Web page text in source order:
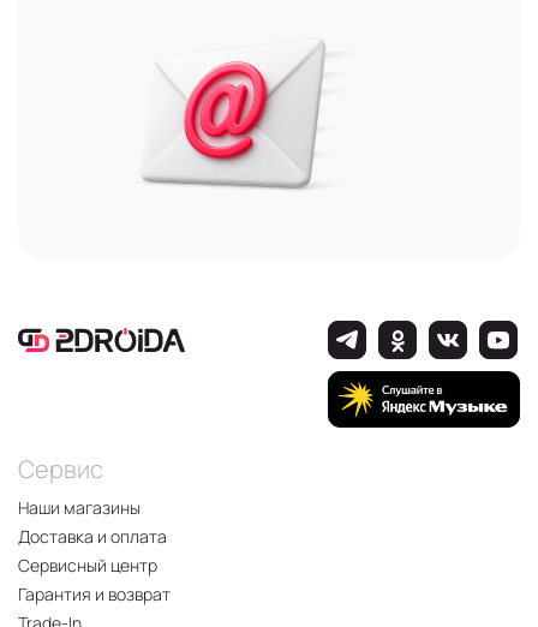
Сервис
Наши магазины
Доставка и оплата
Сервисный центр
Гарантия и возврат